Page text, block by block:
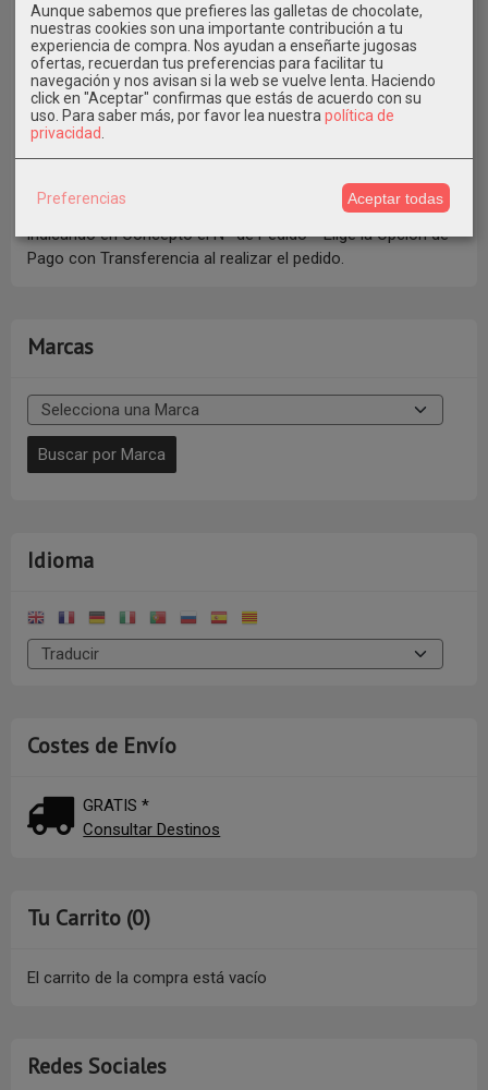
También puedes pagar con Bizum al Tfno. 609546971
indicando en Concepto el Nº de Pedido * Elige la Opción de
Pago con Transferencia al realizar el pedido.
Marcas
Idioma
Costes de Envío
GRATIS *
Consultar Destinos
Tu Carrito (0)
El carrito de la compra está vacío
Redes Sociales
Aunque sabemos que prefieres las galletas de chocolate,
nuestras cookies son una importante contribución a tu
experiencia de compra. Nos ayudan a enseñarte jugosas
ofertas, recuerdan tus preferencias para facilitar tu
navegación y nos avisan si la web se vuelve lenta. Haciendo
click en "Aceptar" confirmas que estás de acuerdo con su
uso. Para saber más, por favor lea nuestra política de
privacidad
Preferencias Aceptar todas